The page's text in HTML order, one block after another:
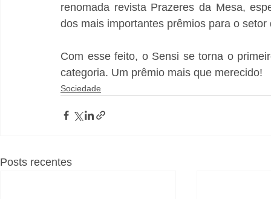
renomada revista Prazeres da Mesa,
dos mais importantes prêmios para o
Com esse feito, o Sensi se torna o
categoria. Um prêmio mais que merecido!
Sociedade
Posts recentes